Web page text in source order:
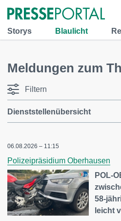
Storys Blaulicht
Meldungen zum
Filtern
Dienststellenübersicht
06.08.2026 – 11:15
Polizeipräsidium Oberhausen
POL-
58-
leicht